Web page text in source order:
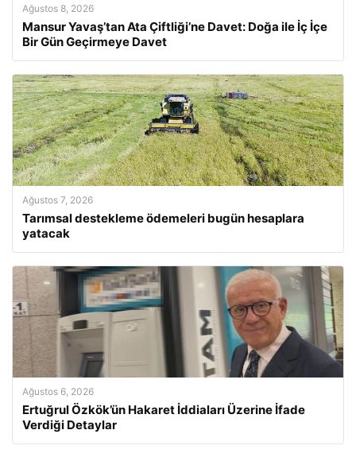
Ağustos 8, 2026
Mansur Yavaş’tan Ata Çiftliği’ne Davet: Doğa ile İç İçe
Bir Gün Geçirmeye Davet
Ağustos 7, 2026
Tarımsal destekleme ödemeleri bugün hesaplara
yatacak
Ağustos 6, 2026
Ertuğrul Özkök’ün Hakaret İddiaları Üzerine İfade
Verdiği Detaylar